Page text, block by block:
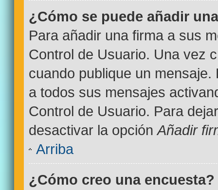
¿Cómo se puede añadir
Para añadir una firma a sus
Control de Usuario. Una vez
cuando publique un
a todos sus mensajes
Control de Usuario. Para
desactivar la opciónAñadir
Arriba
¿Cómo creo una encuesta?